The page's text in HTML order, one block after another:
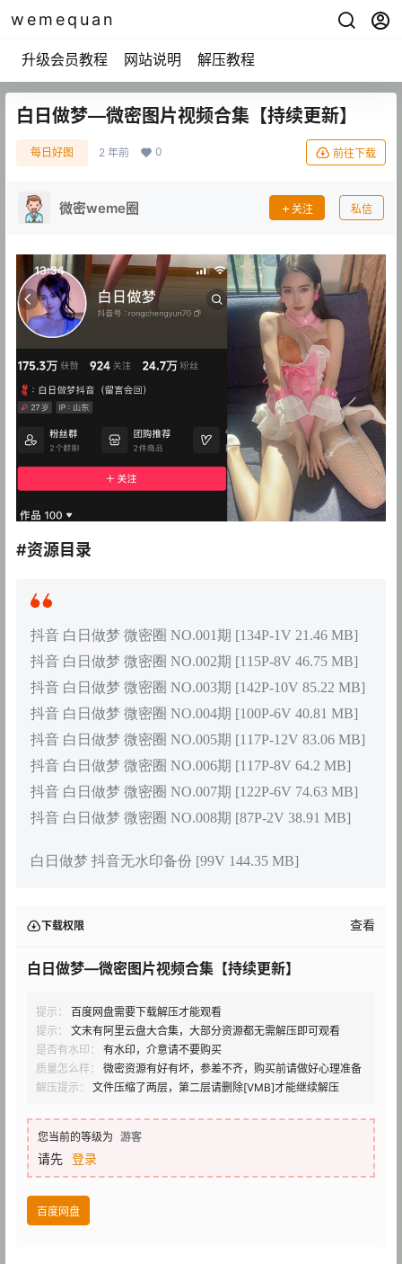
wemequan
升级会员教程 网站说明 解压教程
白日做梦—微密图片视频合集【持续更新】
每日好图 2 年前 0 前往下载
微密weme圈 关注 私信
#资源目录
抖音 白日做梦 微密圈 NO.001期 [134P-1V 21.46 MB]
抖音 白日做梦 微密圈 NO.002期 [115P-8V 46.75 MB]
抖音 白日做梦 微密圈 NO.003期 [142P-10V 85.22 MB]
抖音 白日做梦 微密圈 NO.004期 [100P-6V 40.81 MB]
抖音 白日做梦 微密圈 NO.005期 [117P-12V 83.06 MB]
抖音 白日做梦 微密圈 NO.006期 [117P-8V 64.2 MB]
抖音 白日做梦 微密圈 NO.007期 [122P-6V 74.63 MB]
抖音 白日做梦 微密圈 NO.008期 [87P-2V 38.91 MB]
白日做梦 抖音无水印备份 [99V 144.35 MB]
下载权限 查看
白日做梦—微密图片视频合集【持续更新】
提示：
百度网盘需要下载解压才能观看
提示：
文末有阿里云盘大合集，大部分资源都无需解压即可观看
是否有水印：
有水印，介意请不要购买
质量怎么样：
微密资源有好有坏，参差不齐，购买前请做好心理准备
解压提示：
文件压缩了两层，第二层请删除[VMB]才能继续解压
您当前的等级为 游客
请先 登录
百度网盘